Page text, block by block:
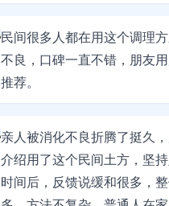
民间很多人都在用这个调理
不良，口碑一直不错，朋友
推荐。
亲人被消化不良折腾了挺久
介绍用了这个民间土方，坚
时间后，反馈说缓和很多，